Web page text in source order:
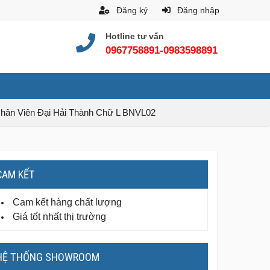
Đăng ký Đăng nhập
Hotline tư vấn
0967758891-0983598891
Viên Đại Hải Thành Chữ L BNVL02
KẾT
Cam kết hàng chất lượng
Giá tốt nhất thị trường
THỐNG SHOWROOM